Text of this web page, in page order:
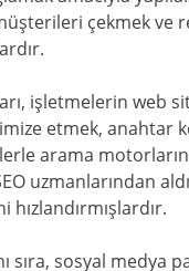
çekmek ve
işletmelerin web
etmek, anahtar
arama
uzmanlarından
sıra, sosyal medya